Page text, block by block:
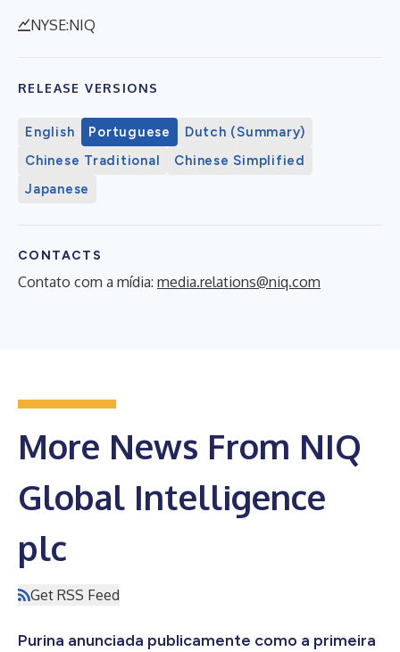
NYSE:NIQ
RELEASE VERSIONS
English Portuguese
Dutch (Summary)
Chinese Traditional
Chinese Simplified
Japanese
CONTACTS
Contato com a mídia: media.relations@niq.com
More News From NIQ
Global Intelligence
plc
Get RSS Feed
Purina anunciada publicamente como a primeira